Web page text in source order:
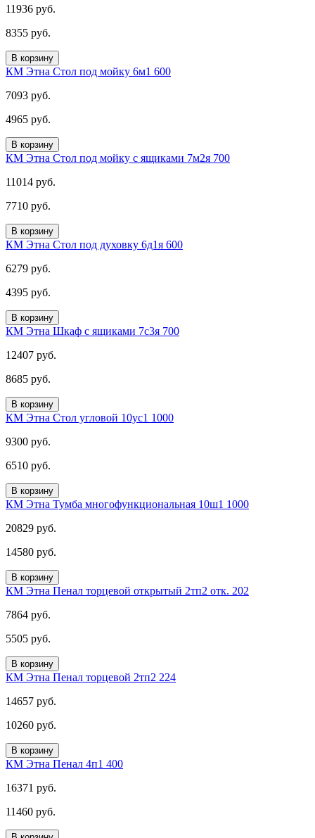
11936 руб.
8355 руб.
В корзину
КМ Этна Стол под мойку 6м1 600
7093 руб.
4965 руб.
В корзину
КМ Этна Стол под мойку с ящиками 7м2я 700
11014 руб.
7710 руб.
В корзину
КМ Этна Стол под духовку 6д1я 600
6279 руб.
4395 руб.
В корзину
КМ Этна Шкаф с ящиками 7с3я 700
12407 руб.
8685 руб.
В корзину
КМ Этна Стол угловой 10ус1 1000
9300 руб.
6510 руб.
В корзину
КМ Этна Тумба многофункциональная 10ш1 1000
20829 руб.
14580 руб.
В корзину
КМ Этна Пенал торцевой открытый 2тп2 отк. 202
7864 руб.
5505 руб.
В корзину
КМ Этна Пенал торцевой 2тп2 224
14657 руб.
10260 руб.
В корзину
КМ Этна Пенал 4п1 400
16371 руб.
11460 руб.